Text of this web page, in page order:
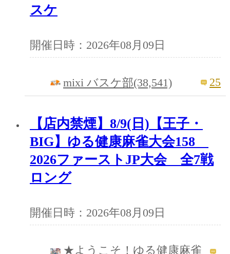
スケ
開催日時：2026年08月09日
mixi バスケ部(38,541) 25
【店内禁煙】8/9(日)【王子・
BIG】ゆる健康麻雀大会158
2026ファーストJP大会 全7戦
ロング
開催日時：2026年08月09日
★ようこそ！ゆる健康麻雀